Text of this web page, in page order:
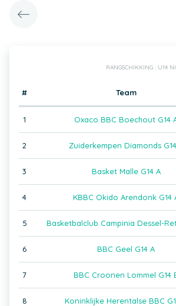
RANGSCHIKKING : U14
# Team
1 Oxaco BBC Boechout G14
2 Zuiderkempen Diamonds
3 Basket Malle G14 A
4 KBBC Okido Arendonk G14
5 Basketbalclub Campinia Dessel-
6 BBC Geel G14 A
7 BBC Croonen Lommel G14
8 Koninklijke Herentalse BBC